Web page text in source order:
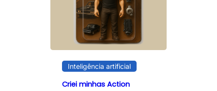
Inteligência artificial
Criei minhas Action